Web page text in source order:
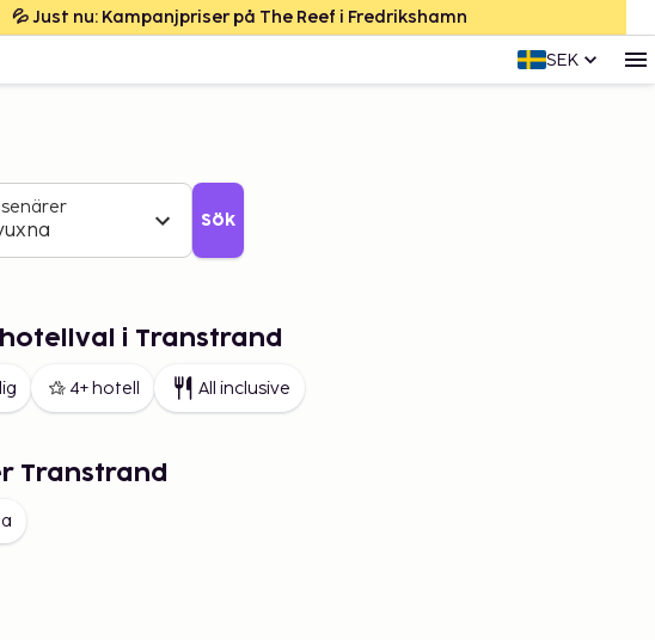
💦 Just nu: Kampanjpriser på The Reef i Fredrikshamn
SEK
Sök
i Transtrand
4+ hotell All inclusive
Transtrand